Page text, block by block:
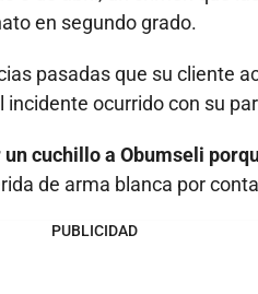
en segundo grado.
pasadas que su cliente
ocurrido con su
cuchillo a Obumseli
de arma blanca por
PUBLICIDAD